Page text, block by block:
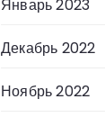
Январь 2023
Декабрь 2022
Ноябрь 2022